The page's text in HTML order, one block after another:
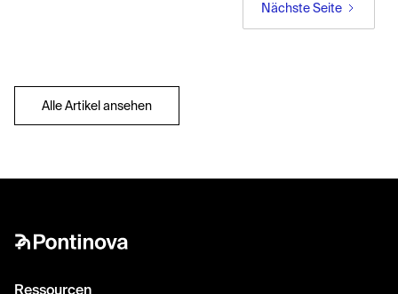
Nächste Seite
Alle Artikel ansehen
Ressourcen